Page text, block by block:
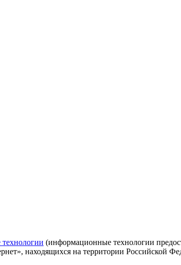
(информационные технологии
находящихся на территории Российской